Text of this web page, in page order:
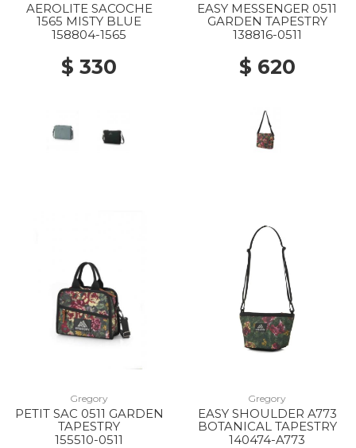
AEROLITE SACOCHE
1565 MISTY BLUE
158804-1565
$ 330
EASY MESSENGER 0511
GARDEN TAPESTRY
138816-0511
$ 620
Gregory
PETIT SAC 0511 GARDEN
TAPESTRY
155510-0511
Gregory
EASY SHOULDER A773
BOTANICAL TAPESTRY
140474-A773